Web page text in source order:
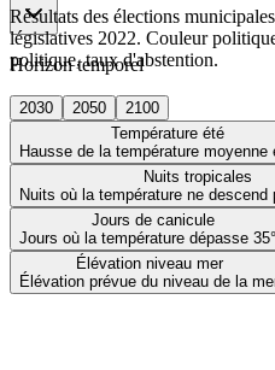
Horizon temporel
2030 2050
2100
Température été
Hausse de la température moyenne
Nuits tropicales
Nuits où la température ne descend
Jours de canicule
Jours où la température dépasse
Élévation niveau mer
Élévation prévue du niveau de la
Résultats des élections
législatives 2022. Couleur
politique, taux d'abstention.